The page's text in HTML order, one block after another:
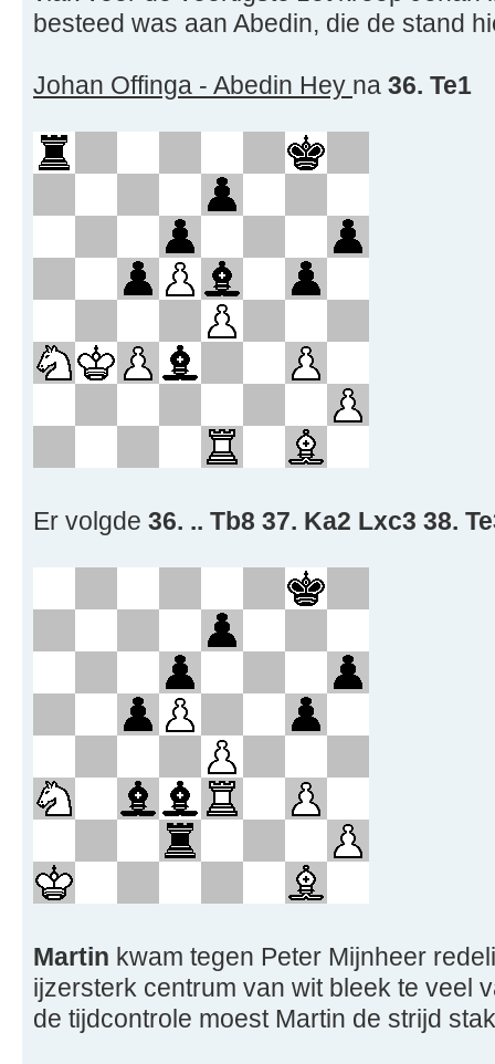
besteed was aan Abedin, die de stand
Johan Offinga - Abedin Hey na 36. Te1
Er volgde 36. .. Tb8 37. Ka2 Lxc3 38.
Martin kwam tegen Peter Mijnheer
ijzersterk centrum van wit bleek te veel
de tijdcontrole moest Martin de strijd